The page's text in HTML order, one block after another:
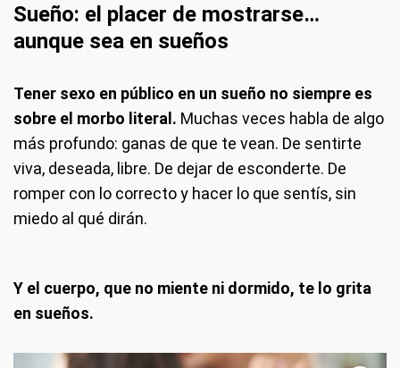
Sueño: el placer de mostrarse…
aunque sea en sueños
Tener sexo en público en un sueño no siempre es
sobre el morbo literal. Muchas veces habla de algo
más profundo: ganas de que te vean. De sentirte
viva, deseada, libre. De dejar de esconderte. De
romper con lo correcto y hacer lo que sentís, sin
miedo al qué dirán.
Y el cuerpo, que no miente ni dormido, te lo grita
en sueños.